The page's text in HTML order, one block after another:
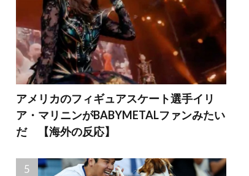
アメリカのフィギュアスケート選手イリ
ア・マリニンがBABYMETALファンみたい
だ 【海外の反応】